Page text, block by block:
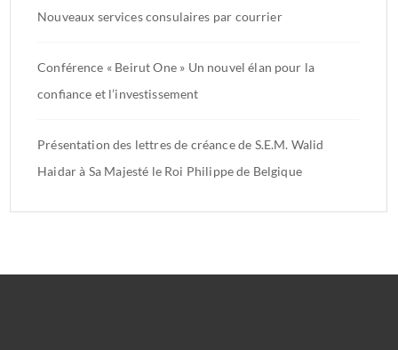
Nouveaux services consulaires par courrier
Conférence « Beirut One » Un nouvel élan pour la
confiance et l’investissement
Présentation des lettres de créance de S.E.M. Walid
Haidar à Sa Majesté le Roi Philippe de Belgique